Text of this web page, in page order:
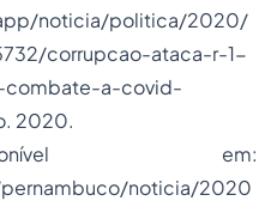
noticia/politica/2020/
corrupcao-ataca-r-1-
a-covid-
2020.
em:
noticia/2020